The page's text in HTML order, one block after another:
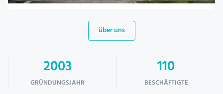
über uns
2003
GRÜNDUNGSJAHR
110
BESCHÄFTIGTE